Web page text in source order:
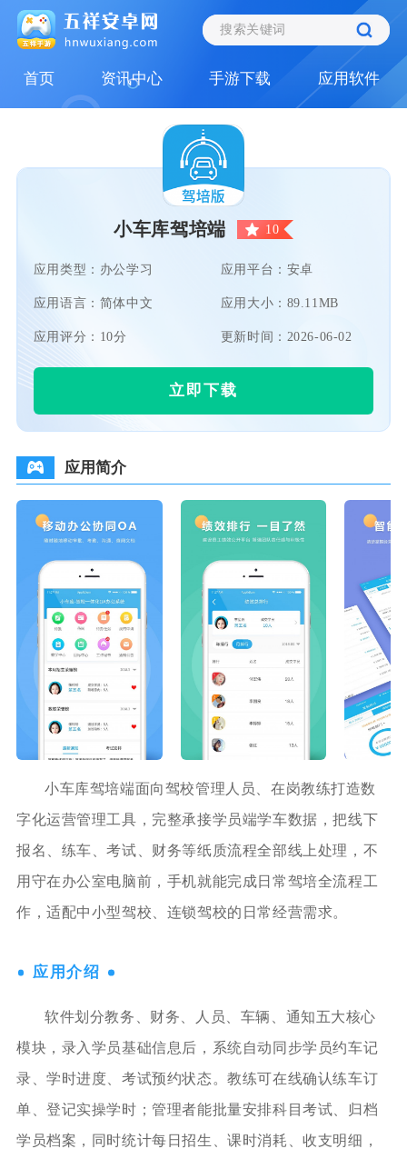
首页 资讯中心 手游下载 应用软件
小车库驾培端 10
应用类型：办公学习 应用平台：安卓
应用语言：简体中文 应用大小：89.11MB
应用评分：10分 更新时间：2026-06-02
立即下载
应用简介
小车库驾培端面向驾校管理人员、在岗教练打造数
字化运营管理工具，完整承接学员端学车数据，把线下
报名、练车、考试、财务等纸质流程全部线上处理，不
用守在办公室电脑前，手机就能完成日常驾培全流程工
作，适配中小型驾校、连锁驾校的日常经营需求。
应用介绍
软件划分教务、财务、人员、车辆、通知五大核心
模块，录入学员基础信息后，系统自动同步学员约车记
录、学时进度、考试预约状态。教练可在线确认练车订
单、登记实操学时；管理者能批量安排科目考试、归档
学员档案，同时统计每日招生、课时消耗、收支明细，